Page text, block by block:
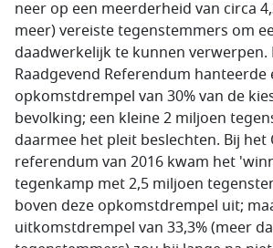
neer op een meerderheid van circa
meer) vereiste tegenstemmers om
daadwerkelijk te kunnen verwerpen.
Raadgevend Referendum hanteerde
opkomstdrempel van 30% van de
bevolking; een kleine 2 miljoen
daarmee het pleit beslechten. Bij het
referendum van 2016 kwam het
tegenkamp met 2,5 miljoen
boven deze opkomstdrempel uit;
uitkomstdrempel van 33,3% (meer